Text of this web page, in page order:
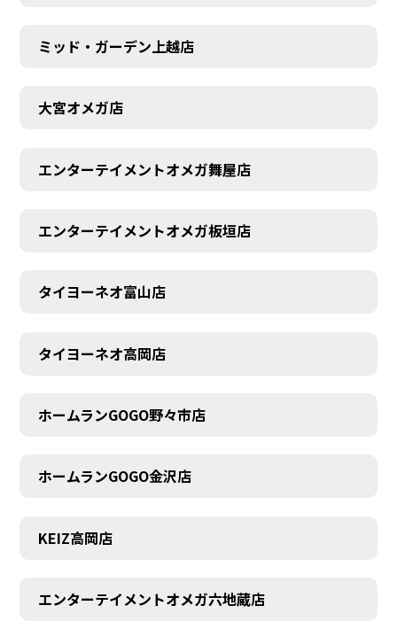
ミッド・ガーデン上越店
大宮オメガ店
エンターテイメントオメガ舞屋店
エンターテイメントオメガ板垣店
タイヨーネオ富山店
タイヨーネオ高岡店
ホームランGOGO野々市店
ホームランGOGO金沢店
KEIZ高岡店
エンターテイメントオメガ六地蔵店